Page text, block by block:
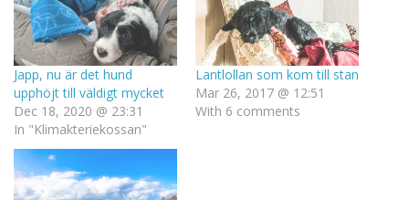
Japp, nu är det hund
upphöjt till väldigt mycket
Dec 18, 2020 @ 23:31
In "Klimakteriekossan"
Lantlollan som kom till stan
Mar 26, 2017 @ 12:51
With 6 comments